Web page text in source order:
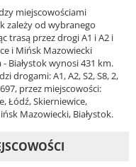
miejscowościami
zależy od wybranego
trasą przez drogi A1 i A2 i
i Mińsk Mazowiecki
Białystok wynosi 431 km.
drogami: A1, A2, S2, S8, 2,
przez miejscowości:
Łódź, Skierniewice,
Mazowiecki, Białystok.